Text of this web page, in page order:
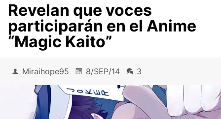
Revelan que voces
participarán en el Anime
“Magic Kaito”
Miraihope95 8/SEP/14 3